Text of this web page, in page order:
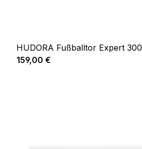
HUDORA Fußballtor Expert 300
Regulärer Preis:
159,00 €